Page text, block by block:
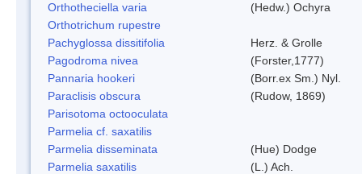
Orthotheciella varia
(Hedw.) Ochyra
Orthotrichum rupestre
Pachyglossa dissitifolia
Herz. & Grolle
Pagodroma nivea
(Forster,1777)
Pannaria hookeri
(Borr.ex Sm.) Nyl.
Paraclisis obscura
(Rudow, 1869)
Parisotoma octooculata
Parmelia cf. saxatilis
Parmelia disseminata
(Hue) Dodge
Parmelia saxatilis
(L.) Ach.